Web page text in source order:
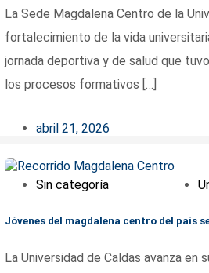
La Sede Magdalena Centro de la
fortalecimiento de la vida
jornada deportiva y de salud que
los procesos formativos […]
abril 21, 2026
Sin categoría
Jóvenes del magdalena centro del país
La Universidad de Caldas avanza